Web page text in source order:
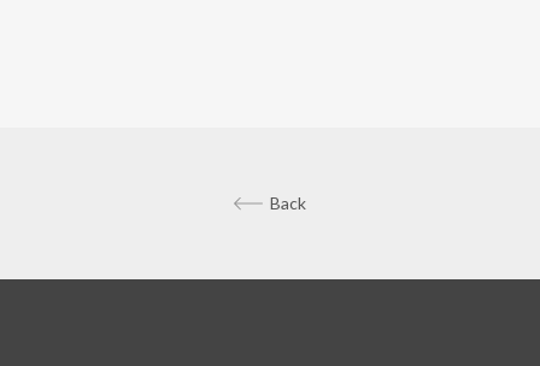
Back